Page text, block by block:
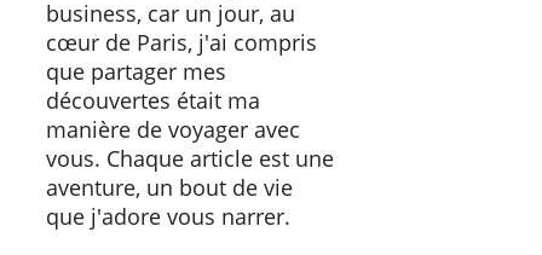
business, car un jour, au
cœur de Paris, j'ai compris
que partager mes
découvertes était ma
manière de voyager avec
vous. Chaque article est une
aventure, un bout de vie
que j'adore vous narrer.